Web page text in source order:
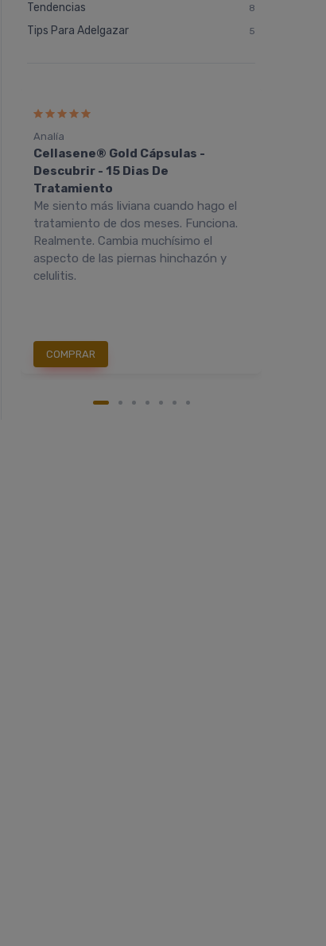
Tendencias 8
Tips Para Adelgazar 5
Analía
Cellasene® Gold Cápsulas -
Descubrir - 15 Dias De
Tratamiento
Me siento más liviana cuando hago el
tratamiento de dos meses. Funciona.
Realmente. Cambia muchísimo el
aspecto de las piernas hinchazón y
celulitis.
COMPRAR